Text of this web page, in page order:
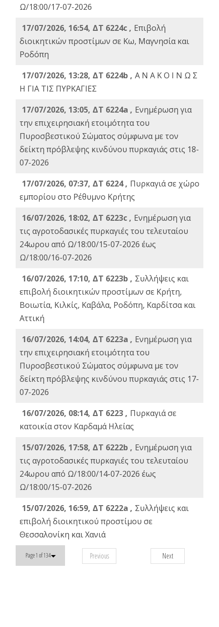
Ω/18:00/17-07-2026
17/07/2026, 16:54, ΔΤ 6224c , Επιβολή
διοικητικών προστίμων σε Κω, Μαγνησία και
Ροδόπη
17/07/2026, 13:28, ΔΤ 6224b , Α Ν Α Κ Ο Ι Ν Ω Σ
Η ΓΙΑ ΤΙΣ ΠΥΡΚΑΓΙΕΣ
17/07/2026, 13:05, ΔΤ 6224a , Ενημέρωση για
την επιχειρησιακή ετοιμότητα του
Πυροσβεστικού Σώματος σύμφωνα με τον
δείκτη πρόβλεψης κινδύνου πυρκαγιάς στις 18-
07-2026
17/07/2026, 07:37, ΔΤ 6224 , Πυρκαγιά σε χώρο
εμπορίου στο Ρέθυμνο Κρήτης
16/07/2026, 18:02, ΔΤ 6223c , Ενημέρωση για
τις αγροτοδασικές πυρκαγιές του τελευταίου
24ωρου από Ω/18:00/15-07-2026 έως
Ω/18:00/16-07-2026
16/07/2026, 17:10, ΔΤ 6223b , Συλλήψεις και
επιβολή διοικητικών προστίμων σε Κρήτη,
Βοιωτία, Κιλκίς, Καβάλα, Ροδόπη, Καρδίτσα και
Αττική
16/07/2026, 14:04, ΔΤ 6223a , Ενημέρωση για
την επιχειρησιακή ετοιμότητα του
Πυροσβεστικού Σώματος σύμφωνα με τον
δείκτη πρόβλεψης κινδύνου πυρκαγιάς στις 17-
07-2026
16/07/2026, 08:14, ΔΤ 6223 , Πυρκαγιά σε
κατοικία στον Καρδαμά Ηλείας
15/07/2026, 17:58, ΔΤ 6222b , Ενημέρωση για
τις αγροτοδασικές πυρκαγιές του τελευταίου
24ωρου από Ω/18:00/14-07-2026 έως
Ω/18:00/15-07-2026
15/07/2026, 16:59, ΔΤ 6222a , Συλλήψεις και
επιβολή διοικητικού προστίμου σε
Θεσσαλονίκη και Χανιά
Page 1 of 134 Previous Next